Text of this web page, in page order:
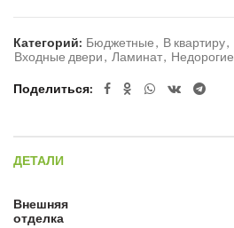
Категорий: Бюджетные, В квартиру,
Входные двери, Ламинат, Недорогие
Поделиться
ДЕТАЛИ
Внешняя
отделка